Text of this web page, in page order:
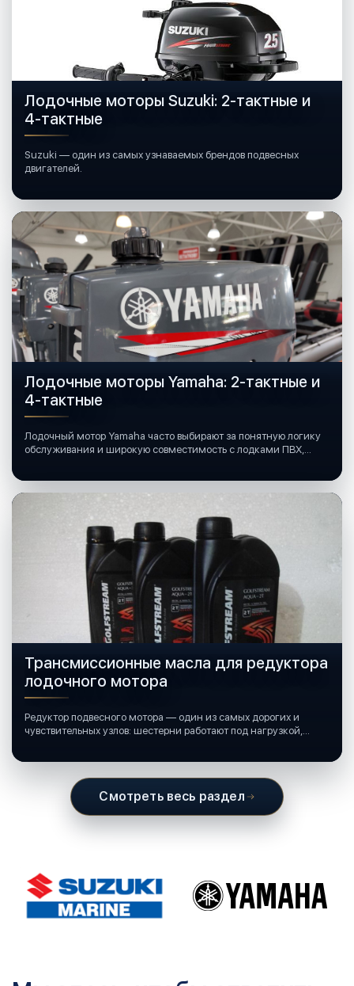
Лодочные моторы Suzuki: 2-тактные и
4-тактные
Suzuki — один из самых узнаваемых брендов подвесных
двигателей.
Лодочные моторы Yamaha: 2-тактные и
4-тактные
Лодочный мотор Yamaha часто выбирают за понятную логику
обслуживания и широкую совместимость с лодками ПВХ,
Трансмиссионные масла для редуктора
лодочного мотора
Редуктор подвесного мотора — один из самых дорогих и
чувствительных узлов: шестерни работают под нагрузкой,
Смотреть весь раздел